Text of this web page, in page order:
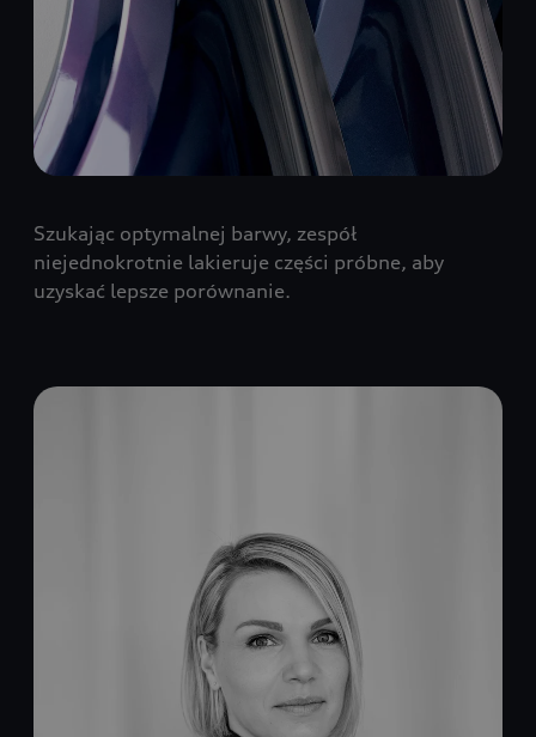
Szukając optymalnej barwy, zespół
niejednokrotnie lakieruje części próbne, aby
uzyskać lepsze porównanie.